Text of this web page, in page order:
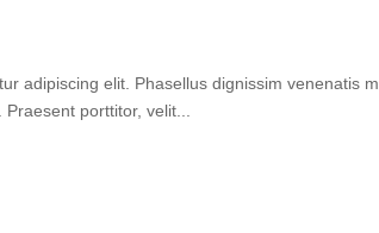
adipiscing elit. Phasellus dignissim venenatis
porttitor, velit...